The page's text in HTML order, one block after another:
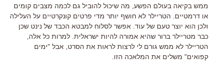
ממש בקיאה בעולם הפשע, מה שיכול להוביל גם לכמה מצבים קומים
או דרמטיים. הטריילר לא חושף יותר מדי פרטים קונקרטיים על העלילה
ולכן הוא יוצר טעם של עוד. אפשר לסלוח למבטא הכבד של נינט שכן
כבר מטריילר ברור שהיא אמורה להיות ישראלית. למרות כל אלה,
הטריילר לא ממש גורם לי לרצות לראות את הסרט, אבל "ימים
קפואים" משלים את המלאכה הזו.